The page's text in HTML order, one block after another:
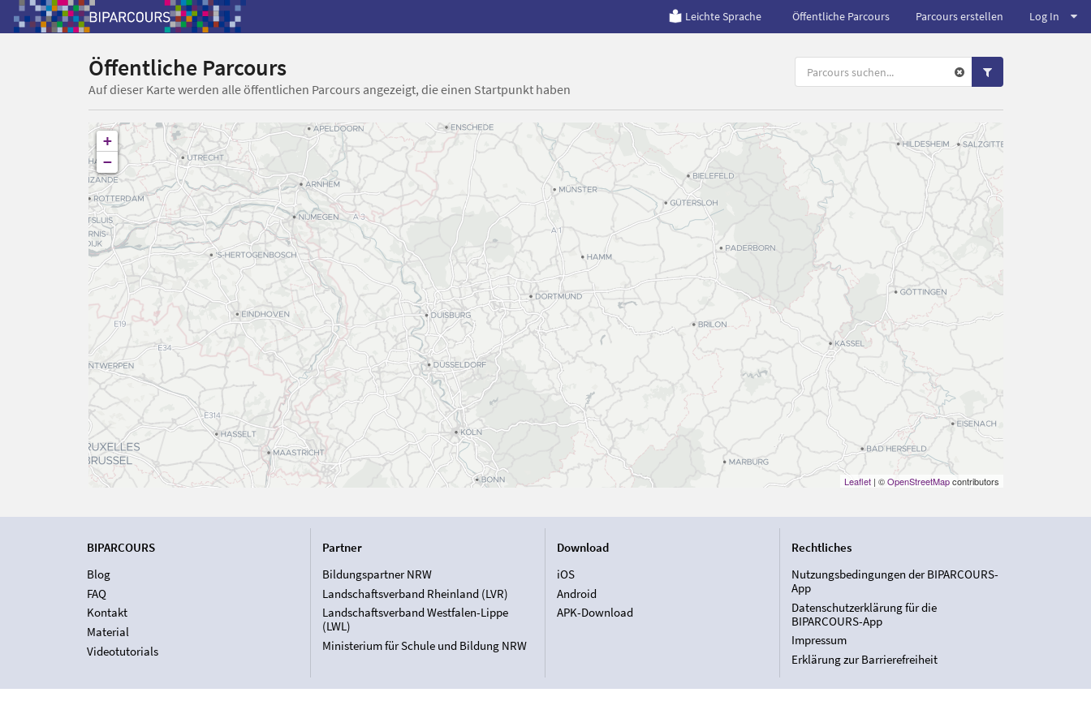
Leichte Sprache Öffentliche Parcours Parcours erstellen Log In
Öffentliche Parcours
Auf dieser Karte werden alle öffentlichen Parcours angezeigt, die einen Startpunkt haben
+
−
Leaflet| ©OpenStreetMapcontributors
BIPARCOURS
Blog
FAQ
Kontakt
Material
Videotutorials
Partner
Bildungspartner NRW
Landschaftsverband Rheinland (LVR)
Landschaftsverband Westfalen-Lippe
(LWL)
Ministerium für Schule und Bildung NRW
Download
iOS
Android
APK-Download
Rechtliches
Nutzungsbedingungen der BIPARCOURS-
App
Datenschutzerklärung für die
BIPARCOURS-App
Impressum
Erklärung zur Barrierefreiheit